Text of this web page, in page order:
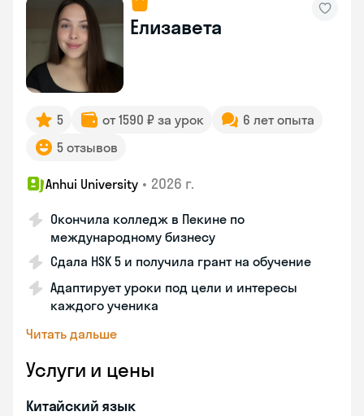
Елизавета
5 от 1590 ₽ за урок
6 лет опыта
5 отзывов
Anhui University • 2026 г.
Окончила колледж в Пекине по
международному бизнесу
Сдала HSK 5 и получила грант на обучение
Адаптирует уроки под цели и интересы
каждого ученика
Читать дальше
Услуги и цены
Китайский язык